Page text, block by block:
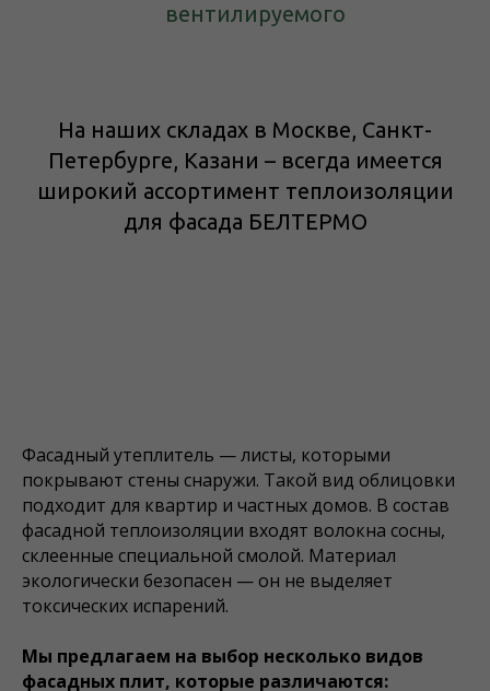
вентилируемого
На наших складах в Москве, Санкт-
Петербурге, Казани – всегда имеется
широкий ассортимент теплоизоляции
для фасада БЕЛТЕРМО
Фасадный утеплитель — листы, которыми
покрывают стены снаружи. Такой вид облицовки
подходит для квартир и частных домов. В состав
фасадной теплоизоляции входят волокна сосны,
склеенные специальной смолой. Материал
экологически безопасен — он не выделяет
токсических испарений.
Мы предлагаем на выбор несколько видов
фасадных плит, которые различаются: